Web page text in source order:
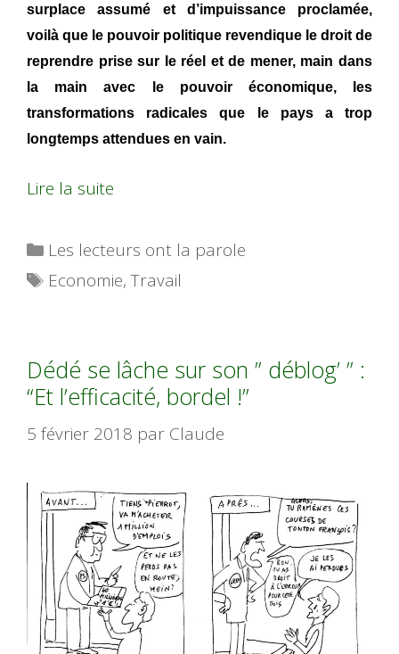
surplace assumé et d’impuissance proclamée,
voilà que le pouvoir politique revendique le droit de
reprendre prise sur le réel et de mener, main dans
la main avec le pouvoir économique, les
transformations radicales que le pays a trop
longtemps attendues en vain.
Lire la suite
Catégories
Les lecteurs ont la parole
Étiquettes
Economie,Travail
Dédé se lâche sur son ” déblog’ ” :
“Et l’efficacité, bordel !”
5 février 2018 par Claude